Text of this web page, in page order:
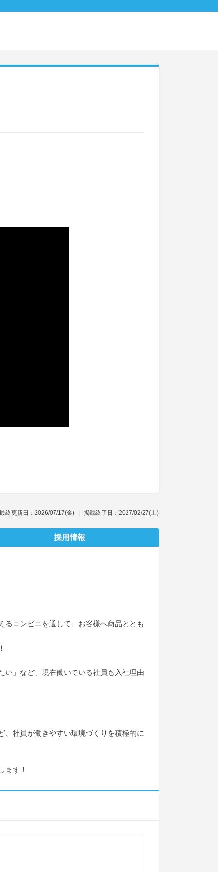
最終更新日：2026/07/17(金) 掲載終了日：2027/02/27(土)
採用情報
るコンビニを通して、お客様へ商品ととも
い」など、現在働いている社員も入社理由
、社員が働きやすい環境づくりを積極的に
ます！